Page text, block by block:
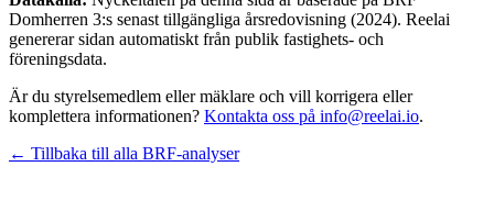
Domherren 3:s senast tillgängliga årsredovisning (2024). Reelai
genererar sidan automatiskt från publik fastighets- och
föreningsdata.
Är du styrelsemedlem eller mäklare och vill korrigera eller
komplettera informationen? Kontakta oss på info@reelai.io.
← Tillbaka till alla BRF-analyser